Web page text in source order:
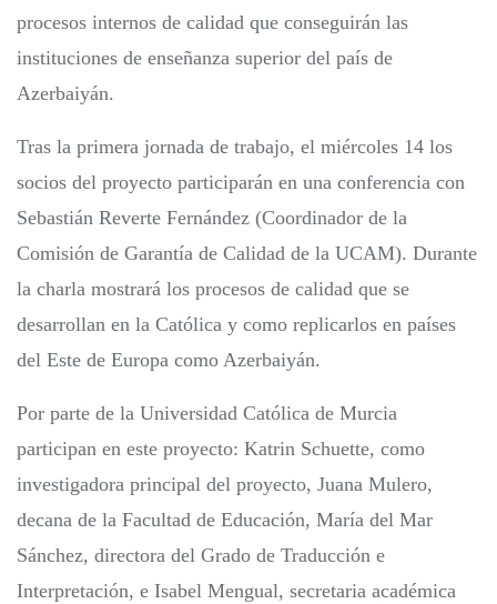
procesos internos de calidad que conseguirán las
instituciones de enseñanza superior del país de
Azerbaiyán.
Tras la primera jornada de trabajo, el miércoles 14 los
socios del proyecto participarán en una conferencia con
Sebastián Reverte Fernández (Coordinador de la
Comisión de Garantía de Calidad de la UCAM). Durante
la charla mostrará los procesos de calidad que se
desarrollan en la Católica y como replicarlos en países
del Este de Europa como Azerbaiyán.
Por parte de la Universidad Católica de Murcia
participan en este proyecto: Katrin Schuette, como
investigadora principal del proyecto, Juana Mulero,
decana de la Facultad de Educación, María del Mar
Sánchez, directora del Grado de Traducción e
Interpretación, e Isabel Mengual, secretaria académica